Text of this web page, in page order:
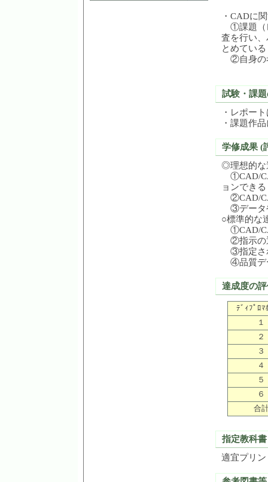
・CADに
①課題（
査を行い
とめてい
②自身の
試験・課
・レポー
・課題作
学修成果 (
◎理想的な
①CAD/
ョンできる
②CAD/
③データ
○標準的な
①CAD/
②指示の
③指定さ
④品質デ
達成度の
ﾃﾞｨﾌﾟﾛﾏ
１
２
３
４
５
６
合
指定教科書
適宜プリ